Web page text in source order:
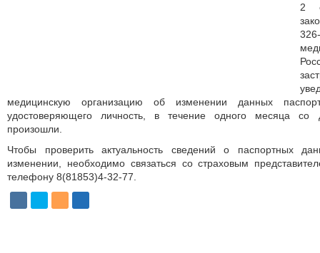
2
медицинскую организацию об изменении данных
удостоверяющего личность, в течение одного месяца со
произошли.
Чтобы проверить актуальность сведений о паспортных
изменении, необходимо связаться со страховым
телефону 8(81853)4-32-77.